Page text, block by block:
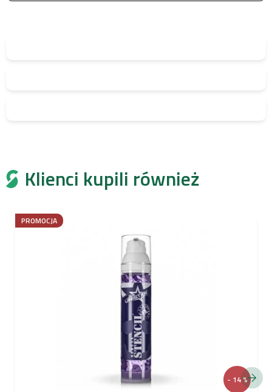
Klienci kupili również
- 14 %
PROMOCJA